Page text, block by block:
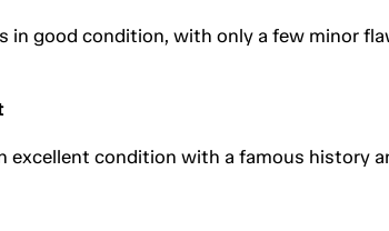
in good condition, with only a few minor
excellent condition with a famous history